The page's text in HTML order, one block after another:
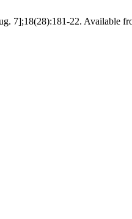
7];18(28):181-22. Available